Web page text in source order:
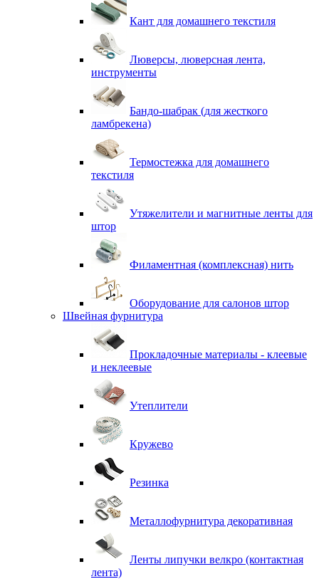
Кант для домашнего текстиля
Люверсы, люверсная лента,
инструменты
Бандо-шабрак (для жесткого
ламбрекена)
Термостежка для домашнего
текстиля
Утяжелители и магнитные ленты для
штор
Филаментная (комплексная) нить
Оборудование для салонов штор
Швейная фурнитура
Прокладочные материалы - клеевые
и неклеевые
Утеплители
Кружево
Резинка
Металлофурнитура декоративная
Ленты липучки велкро (контактная
лента)